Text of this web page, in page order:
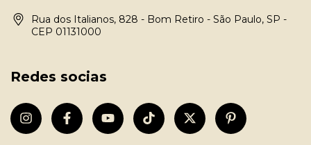
Rua dos Italianos, 828 - Bom Retiro - São Paulo, SP -
CEP 01131000
Redes socias